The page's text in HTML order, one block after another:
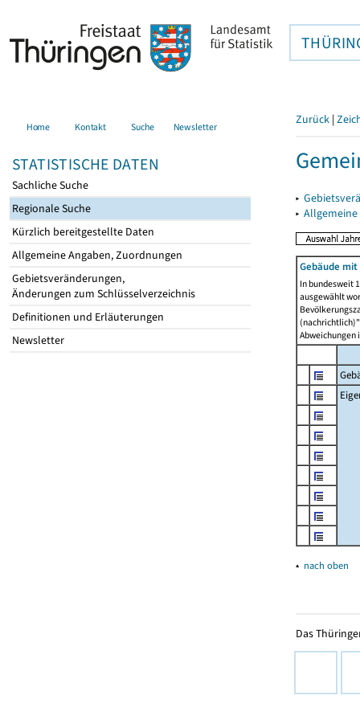
Home Kontakt Suche Newsletter
STATISTISCHE DATEN
Sachliche Suche
Regionale Suche
Kürzlich bereitgestellte Daten
Allgemeine Angaben, Zuordnungen
Gebietsveränderungen,
Änderungen zum Schlüsselverzeichnis
Definitionen und Erläuterungen
Newsletter
Zurück |
▸
▸
Gebäude
In bundesweit
ausgewählt
Abweichungen
▴ nach oben
Das